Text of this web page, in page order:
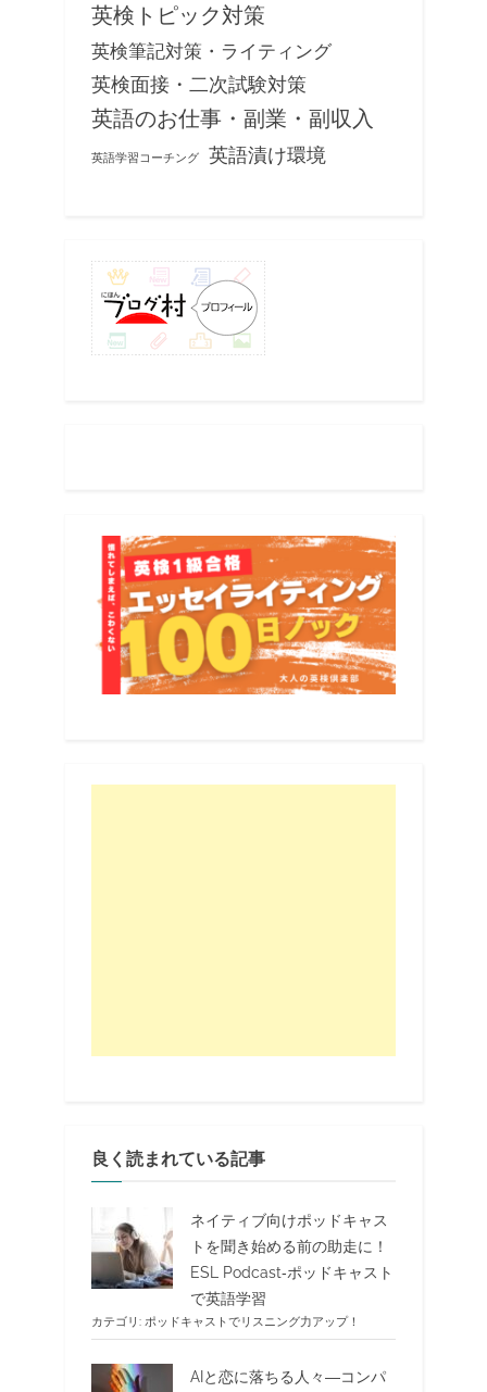
英検トピック対策
英検筆記対策・ライティング
英検面接・二次試験対策
英語のお仕事・副業・副収入
英語学習コーチング 英語漬け環境
良く読まれている記事
ネイティブ向けポッドキャス
トを聞き始める前の助走に！
ESL Podcast‐ポッドキャスト
で英語学習
カテゴリ: ポッドキャストでリスニング力アップ！
AIと恋に落ちる人々―コンパ